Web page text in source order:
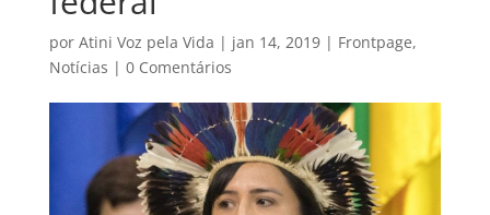
por Atini Voz pela Vida | jan 14, 2019| Frontpage,
Notícias | 0 Comentários